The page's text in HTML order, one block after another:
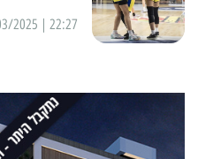
22:27 | 17/03/2025